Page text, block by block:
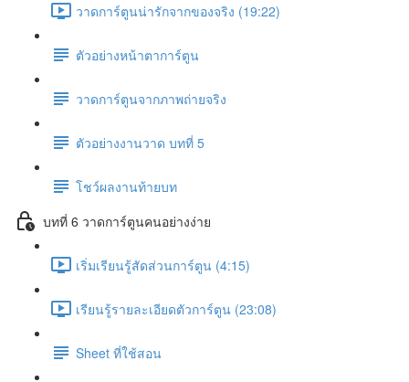
วาดการ์ตูนน่ารักจากของจริง (19:22)
ตัวอย่างหน้าตาการ์ตูน
วาดการ์ตูนจากภาพถ่ายจริง
ตัวอย่างงานวาด บทที่ 5
โชว์ผลงานท้ายบท
บทที่ 6 วาดการ์ตูนคนอย่างง่าย
เริ่มเรียนรู้สัดส่วนการ์ตูน (4:15)
เรียนรู้รายละเอียดตัวการ์ตูน (23:08)
Sheet ที่ใช้สอน